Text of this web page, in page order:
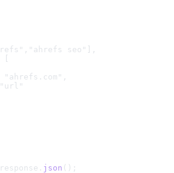
seo"],
"ahrefs.com",
json ();